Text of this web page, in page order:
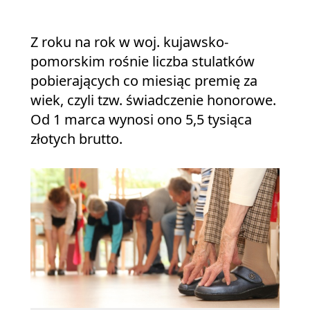
Z roku na rok w woj. kujawsko-
pomorskim rośnie liczba stulatków
pobierających co miesiąc premię za
wiek, czyli tzw. świadczenie honorowe.
Od 1 marca wynosi ono 5,5 tysiąca
złotych brutto.